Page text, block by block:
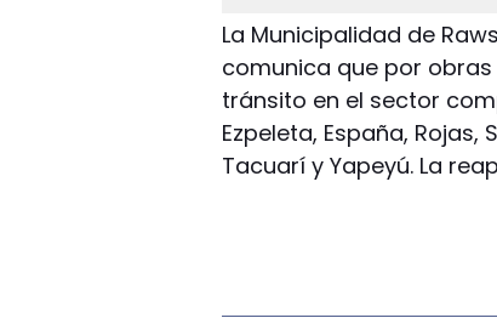
La Municipalidad de
comunica que por
tránsito en el sector
Ezpeleta, España, Rojas,
Tacuarí y Yapeyú. La